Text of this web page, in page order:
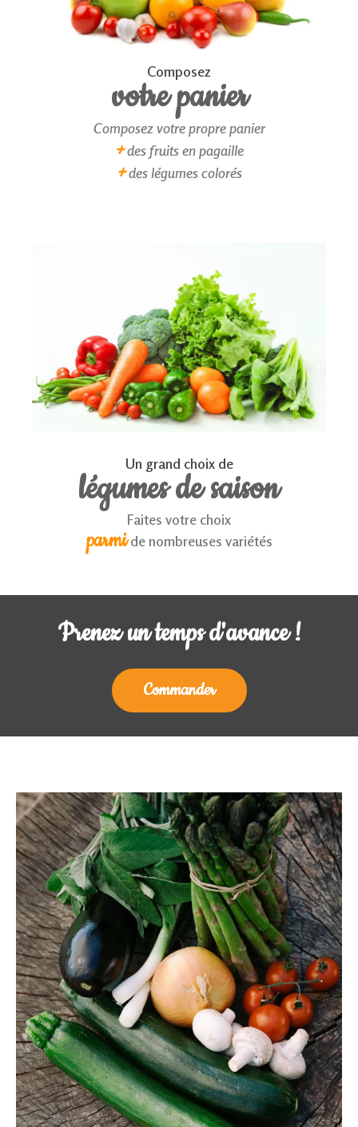
Composez
votre panier
Composez votre propre panier
+des fruits en pagaille
+des légumes colorés
Un grand choix de
légumes de saison
Faites votre choix
parmide nombreuses variétés
Prenez un temps d'avance !
Commander